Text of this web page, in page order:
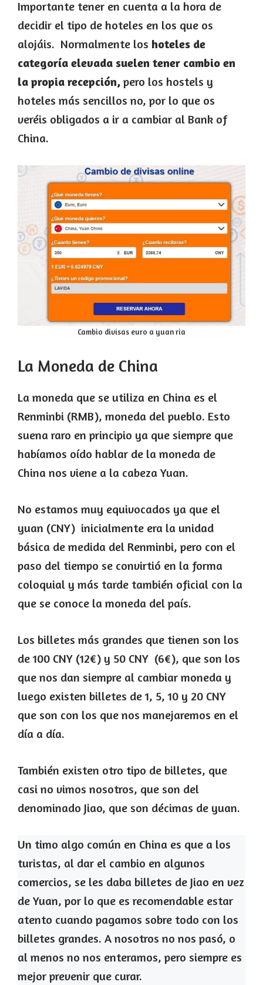
Importante tener en cuenta a la hora de
decidir el tipo de hoteles en los que os
alojáis. Normalmente los hoteles de
categoría elevada suelen tener cambio en
la propia recepción, pero los hostels y
hoteles más sencillos no, por lo que os
veréis obligados a ir a cambiar al Bank of
China.
Cambio divisas euro a yuan ria
La Moneda de China
La moneda que se utiliza en China es el
Renminbi (RMB), moneda del pueblo. Esto
suena raro en principio ya que siempre que
habíamos oído hablar de la moneda de
China nos viene a la cabeza Yuan.
No estamos muy equivocados ya que el
yuan (CNY) inicialmente era la unidad
básica de medida del Renminbi, pero con el
paso del tiempo se convirtió en la forma
coloquial y más tarde también oficial con la
que se conoce la moneda del país.
Los billetes más grandes que tienen son los
de 100 CNY (12€) y 50 CNY (6€), que son los
que nos dan siempre al cambiar moneda y
luego existen billetes de 1, 5, 10 y 20 CNY
que son con los que nos manejaremos en el
día a día.
También existen otro tipo de billetes, que
casi no vimos nosotros, que son del
denominado Jiao, que son décimas de yuan.
Un timo algo común en China es que a los
turistas, al dar el cambio en algunos
comercios, se les daba billetes de Jiao en vez
de Yuan, por lo que es recomendable estar
atento cuando pagamos sobre todo con los
billetes grandes. A nosotros no nos pasó, o
al menos no nos enteramos, pero siempre es
mejor prevenir que curar.